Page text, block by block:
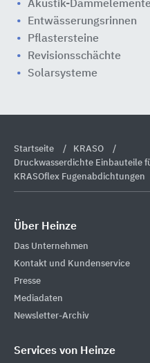
Akustik-
Entwässerungsrinnen
Pflastersteine
Revisionsschächte
Solarsysteme
Startseite
KRASO
Druckwasserdichte Einbauteile
KRASOflex Fugenabdichtungen
Über Heinze
Das Unternehmen
Kontakt und Kundenservice
Presse
Mediadaten
Newsletter-Archiv
Services von Heinze